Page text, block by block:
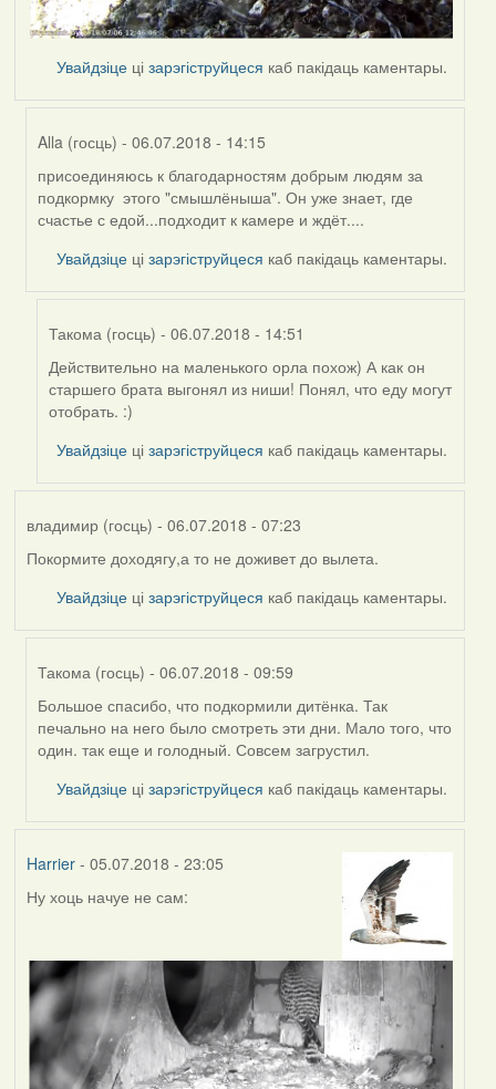
Увайдзіце цізарэгіструйцеся каб пакідаць каментары.
Alla (госць) - 06.07.2018 - 14:15
In
reply
to
присоединяюсь к благодарностям добрым людям за
подкормку этого "смышлёныша". Он уже знает, где
счастье с едой...подходит к камере и ждёт....
Увайдзіце цізарэгіструйцеся каб пакідаць каментары.
Такома (госць) - 06.07.2018 - 14:51
In
reply
to
by
(госць)
Действительно на маленького орла похож) А как он
старшего брата выгонял из ниши! Понял, что еду могут
отобрать. :)
Увайдзіце цізарэгіструйцеся каб пакідаць каментары.
владимир (госць) - 06.07.2018 - 07:23
Покормите доходягу,а то не доживет до вылета.
Увайдзіце цізарэгіструйцеся каб пакідаць каментары.
Такома (госць) - 06.07.2018 - 09:59
In
reply
to
владимир
(госць)
Большое спасибо, что подкормили дитёнка. Так
печально на него было смотреть эти дни. Мало того, что
один. так еще и голодный. Совсем загрустил.
Увайдзіце цізарэгіструйцеся каб пакідаць каментары.
Harrier- 05.07.2018 - 23:05
Ну хоць начуе не сам: